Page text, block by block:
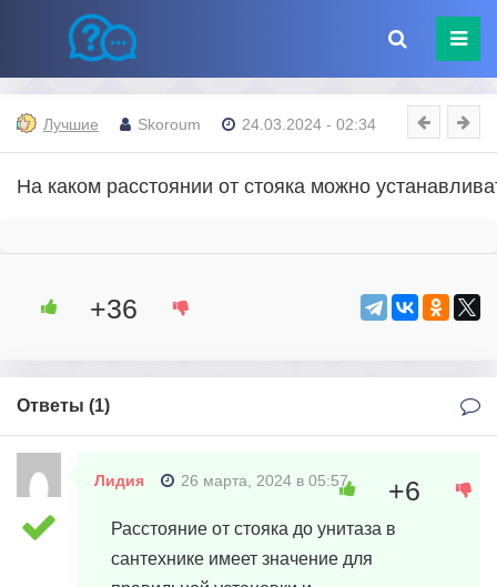
Лучшие Skoroum 24.03.2024 - 02:34
На каком расстоянии от стояка можно
+36
Ответы (1)
Лидия 26 марта, 2024 в 05:57
Расстояние от стояка до унитаза в
сантехнике имеет значение для
+6